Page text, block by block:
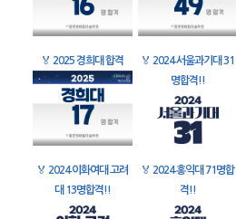
🏅 2025 경희대 합격 🏅 2024 서울과기대 31
명합격!!
🏅 2024 이화여대 고려
대 13명합격!!
🏅 2024 홍익대 71명합
격!!